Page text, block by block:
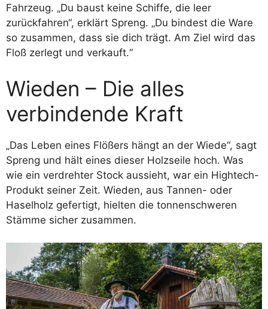
Fahrzeug. „Du baust keine Schiffe, die leer
zurückfahren“, erklärt Spreng. „Du bindest die Ware
so zusammen, dass sie dich trägt. Am Ziel wird das
Floß zerlegt und verkauft.“
Wieden – Die alles
verbindende Kraft
„Das Leben eines Flößers hängt an der Wiede“, sagt
Spreng und hält eines dieser Holzseile hoch. Was
wie ein verdrehter Stock aussieht, war ein Hightech-
Produkt seiner Zeit. Wieden, aus Tannen- oder
Haselholz gefertigt, hielten die tonnenschweren
Stämme sicher zusammen.